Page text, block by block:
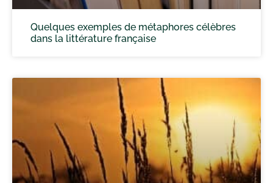
Quelques exemples de métaphores célèbres
dans la littérature française